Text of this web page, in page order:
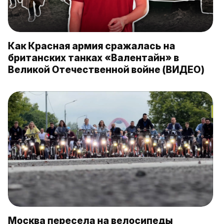
Как Красная армия сражалась на
британских танках «Валентайн» в
Великой Отечественной войне (ВИДЕО)
Москва пересела на велосипеды